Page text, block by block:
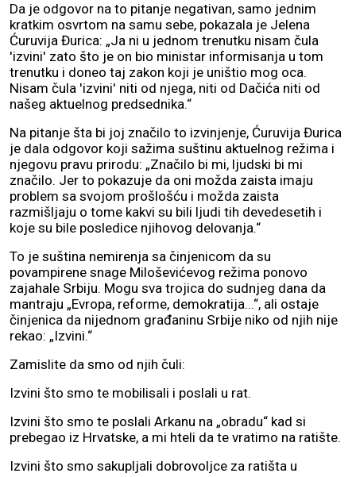
Da je odgovor na to pitanje negativan, samo jednim
kratkim osvrtom na samu sebe, pokazala je Jelena
Ćuruvija Đurica: „Ja ni u jednom trenutku nisam čula
'izvini' zato što je on bio ministar informisanja u tom
trenutku i doneo taj zakon koji je uništio mog oca.
Nisam čula 'izvini' niti od njega, niti od Dačića niti od
našeg aktuelnog predsednika.“
Na pitanje šta bi joj značilo to izvinjenje, Ćuruvija Đurica
je dala odgovor koji sažima suštinu aktuelnog režima i
njegovu pravu prirodu: „Značilo bi mi, ljudski bi mi
značilo. Jer to pokazuje da oni možda zaista imaju
problem sa svojom prošlošću i možda zaista
razmišljaju o tome kakvi su bili ljudi tih devedesetih i
koje su bile posledice njihovog delovanja.“
To je suština nemirenja sa činjenicom da su
povampirene snage Miloševićevog režima ponovo
zajahale Srbiju. Mogu sva trojica do sudnjeg dana da
mantraju „Evropa, reforme, demokratija...“, ali ostaje
činjenica da nijednom građaninu Srbije niko od njih nije
rekao: „Izvini.“
Zamislite da smo od njih čuli:
Izvini što smo te mobilisali i poslali u rat.
Izvini što smo te poslali Arkanu na „obradu“ kad si
prebegao iz Hrvatske, a mi hteli da te vratimo na ratište.
Izvini što smo sakupljali dobrovoljce za ratišta u